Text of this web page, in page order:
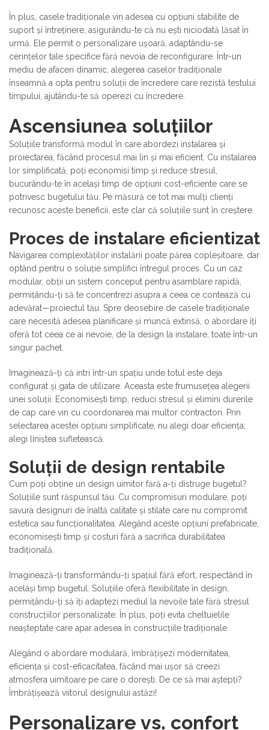
În plus, casele tradiționale vin adesea cu opțiuni stabilite de
suport și întreținere, asigurându-te că nu ești niciodată lăsat în
urmă. Ele permit o personalizare ușoară, adaptându-se
cerințelor tale specifice fără nevoia de reconfigurare. Într-un
mediu de afaceri dinamic, alegerea caselor tradiționale
înseamnă a opta pentru soluții de încredere care rezistă testului
timpului, ajutându-te să operezi cu încredere.
Ascensiunea soluțiilor
Soluțiile transformă modul în care abordezi instalarea și
proiectarea, făcând procesul mai lin și mai eficient. Cu instalarea
lor simplificată, poți economisi timp și reduce stresul,
bucurându-te în același timp de opțiuni cost-eficiente care se
potrivesc bugetului tău. Pe măsură ce tot mai mulți clienți
recunosc aceste beneficii, este clar că soluțiile sunt în creștere.
Proces de instalare eficientizat
Navigarea complexităților instalării poate părea copleșitoare, dar
optând pentru o soluție simplifici întregul proces. Cu un caz
modular, obții un sistem conceput pentru asamblare rapidă,
permițându-ți să te concentrezi asupra a ceea ce contează cu
adevărat—proiectul tău. Spre deosebire de casele tradiționale
care necesită adesea planificare și muncă extinsă, o abordare îți
oferă tot ceea ce ai nevoie, de la design la instalare, toate într-un
singur pachet.
Imaginează-ți că intri într-un spațiu unde totul este deja
configurat și gata de utilizare. Aceasta este frumusețea alegerii
unei soluții. Economisești timp, reduci stresul și elimini durerile
de cap care vin cu coordonarea mai multor contractori. Prin
selectarea acestei opțiuni simplificate, nu alegi doar eficiența;
alegi liniștea sufletească.
Soluții de design rentabile
Cum poți obține un design uimitor fără a-ți distruge bugetul?
Soluțiile sunt răspunsul tău. Cu compromisuri modulare, poți
savura designuri de înaltă calitate și stilate care nu compromit
estetica sau funcționalitatea. Alegând aceste opțiuni prefabricate,
economisești timp și costuri fără a sacrifica durabilitatea
tradițională.
Imaginează-ți transformându-ți spațiul fără efort, respectând în
același timp bugetul. Soluțiile oferă flexibilitate în design,
permițându-ți să îți adaptezi mediul la nevoile tale fără stresul
construcțiilor personalizate. În plus, poți evita cheltuielile
neașteptate care apar adesea în construcțiile tradiționale.
Alegând o abordare modulară, îmbrățișezi modernitatea,
eficiența și cost-eficacitatea, făcând mai ușor să creezi
atmosfera uimitoare pe care o dorești. De ce să mai aștepți?
Îmbrățișează viitorul designului astăzi!
Personalizare vs. confort